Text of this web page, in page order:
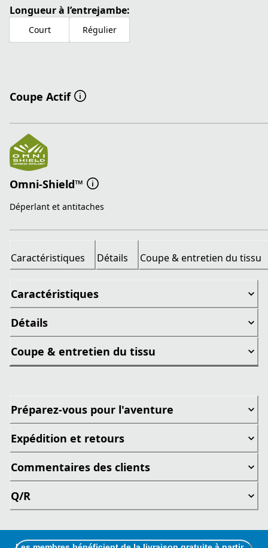
Longueur à l’entrejambe:
Court Régulier
Coupe Actif
Omni-Shield™
Déperlant et antitaches
Caractéristiques Détails Coupe & entretien du tissu
Caractéristiques
Détails
Coupe & entretien du tissu
Préparez-vous pour l'aventure
Expédition et retours
Commentaires des clients
Q/R